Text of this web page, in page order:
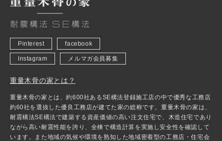
Pinterest facebook
Instagram メルマガ会員募集
重量木骨の家とは？
重量木骨の家とは、約600社あるSE構法登録施工店の中で優秀な工務店
約60社を選抜した優良工務店が建てた家の総称です。重量木骨の家は、
耐震構法SE構法で建築する資産価値の高い注文住宅で、木造住宅であり
ながら高い耐震性能を誇り、全棟で構造計算を実施し安全性を確認して
います。また地域の気候や環境を熟知した地域密着型の工務店・住宅会